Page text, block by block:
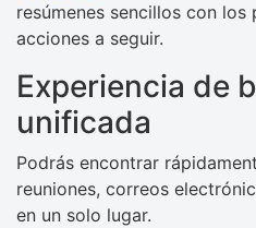
resúmenes sencillos con los
acciones a seguir.
Experiencia de
unificada
Podrás encontrar
reuniones, correos
en un solo lugar.